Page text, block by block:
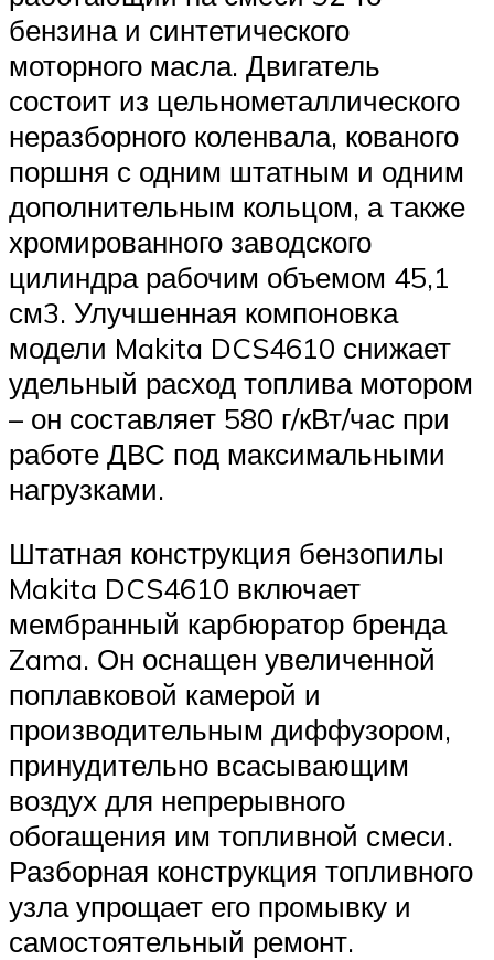
бензина и синтетического
моторного масла. Двигатель
состоит из цельнометаллического
неразборного коленвала, кованого
поршня с одним штатным и одним
дополнительным кольцом, а также
хромированного заводского
цилиндра рабочим объемом 45,1
см3. Улучшенная компоновка
модели Makita DCS4610 снижает
удельный расход топлива мотором
– он составляет 580 г/кВт/час при
работе ДВС под максимальными
нагрузками.
Штатная конструкция бензопилы
Makita DCS4610 включает
мембранный карбюратор бренда
Zama. Он оснащен увеличенной
поплавковой камерой и
производительным диффузором,
принудительно всасывающим
воздух для непрерывного
обогащения им топливной смеси.
Разборная конструкция топливного
узла упрощает его промывку и
самостоятельный ремонт.